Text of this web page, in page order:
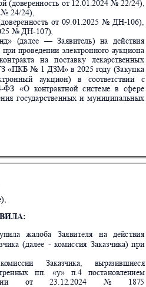
(доверенность от 12.01.2024 № 22/24),
№ 24/24),
сть от 09.01.2025 № ДН-106),
№ ДН-107),
(далее — Заявитель) на
действия
при проведении электронного аукциона
онтракта на поставку лекарственных
«ПКБ № 1 ДЗМ» в 2025 году (Закупка
аукцион) в соответствии
с
ФЗ «О контрактной системе в сфере
государственных и муниципальных
жалоба   Заявителя   на
  дейс
твия
чика (далее - комиссия Заказчика) при
комиссии Заказчика, выразившиеся
х
  пп.
«у»
  п.4
постановлением
от 23.12.2024 № 1875